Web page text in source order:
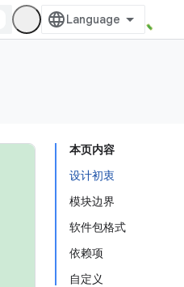
本页内容
设计初衷
模块边界
软件包格式
依赖项
自定义